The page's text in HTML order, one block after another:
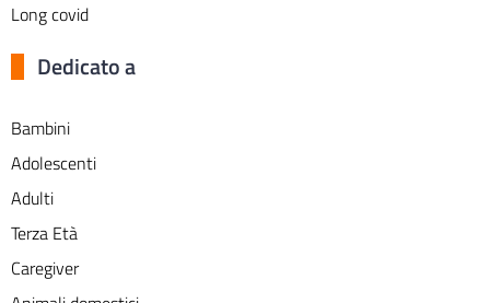
Long covid
Dedicato a
Bambini
Adolescenti
Adulti
Terza Età
Caregiver